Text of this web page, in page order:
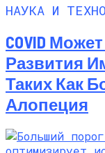
НАУКА И
COVID
Развития
Таких Как
Алопеция